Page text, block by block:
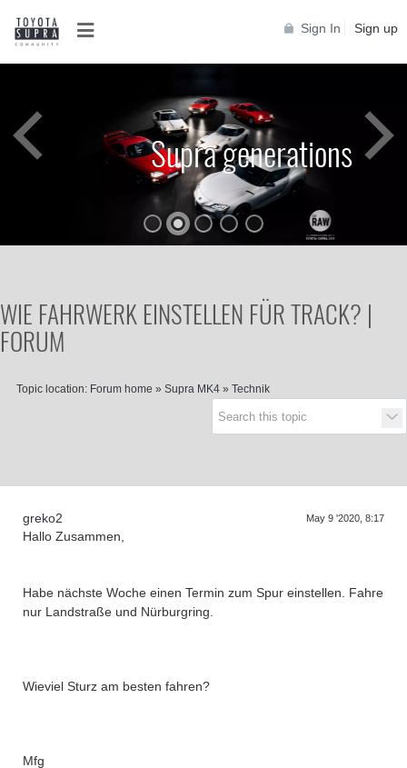
Sign In Sign up
Supra generations
Supra generations
WIE FAHRWERK EINSTELLEN FÜR TRACK? |
FORUM
Topic location: Forum home » Supra MK4 » Technik
greko2 May 9 '2020, 8:17
Hallo Zusammen,
Habe nächste Woche einen Termin zum Spur einstellen. Fahre
nur Landstraße und Nürburgring.
Wieviel Sturz am besten fahren?
Mfg